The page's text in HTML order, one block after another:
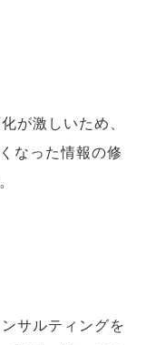
が激しいため、
なった情報の修
サルティングを